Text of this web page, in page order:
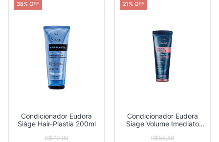
38% OFF
Condicionador Eudora
Siàge Hair-Plastia 200ml
R$70,99
21% OFF
Condicionador Eudora
Siage Volume Imediato
R$55,89